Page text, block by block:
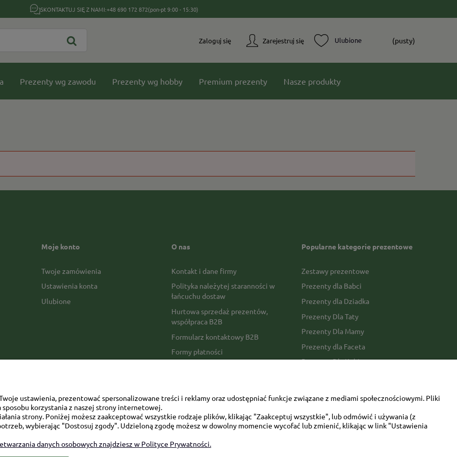
SKONTAKTUJ SIĘ Z NAMI:+48 690 172 872(pon-pt 9:00 - 15:30)
Zarejestruj się
Zaloguj się (pusty)
Prezenty wg zawodu Prezenty wg hobby Premium prezenty Nasze produkty
Moje konto
Twoje zamówienia
Ustawienia konta
Ulubione
O nas
Kontakt i dane firmy
Polityka należytej staranności w
łańcuchu dostaw
Hurtowa sprzedaż prezentów,
współpraca B2B
Formularz kontaktowy B2B
Formy płatności
Opinie Trustmate
Mapa kategorii
Popularne kategorie prezentowe
Zestawy prezentowe
Prezenty dla Babci
Prezenty dla Dziadka
Prezenty Dla Taty
Prezenty Dla Mamy
Prezenty dla Faceta
Prezenty Dla Kobiety
ustawienia, prezentować spersonalizowane treści i reklamy oraz udostępniać funkcje związane z mediami społecznościowymi. Pliki
korzystania z naszej strony internetowej.
strony. Poniżej możesz zaakceptować wszystkie rodzaje plików, klikając "Zaakceptuj wszystkie", lub odmówić i używania (z
wybierając "Dostosuj zgody". Udzieloną zgodę możesz w dowolny momencie wycofać lub zmienić, klikając w link "Ustawienia
danych osobowych znajdziesz w Polityce Prywatności.